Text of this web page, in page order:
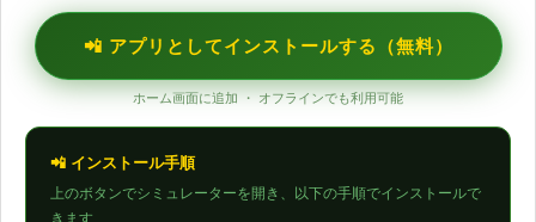
📲 アプリとしてインストールする（無料）
ホーム画面に追加 ・ オフラインでも利用可能
📲 インストール手順
上のボタンでシミュレーターを開き、以下の手順でインストールで